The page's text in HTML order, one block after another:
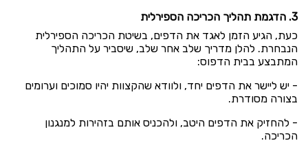
3. הדגמת תהליך הכריכה הספירלית
כעת, הגיע הזמן לאגד את הדפים, בשיטת הכריכה הספירלית
הנבחרת. להלן מדריך שלב אחר שלב, שיסביר על התהליך
המתבצע בבית הדפוס:
- יש ליישר את הדפים יחד, ולוודא שהקצוות יהיו סמוכים וערומים
בצורה מסודרת.
- להחזיק את הדפים היטב, ולהכניס אותם בזהירות למנגנון
הכריכה.